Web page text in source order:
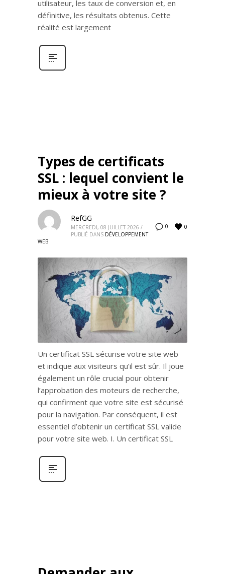
utilisateur, les taux de conversion et, en
définitive, les résultats obtenus. Cette
réalité est largement
Types de certificats
SSL : lequel convient le
mieux à votre site ?
0 0
RefGG
MERCREDI, 08 JUILLET 2026 /
PUBLIÉ DANS DÉVELOPPEMENT
WEB
Un certificat SSL sécurise votre site web
et indique aux visiteurs qu’il est sûr. Il joue
également un rôle crucial pour obtenir
l’approbation des moteurs de recherche,
qui confirment que votre site est sécurisé
pour la navigation. Par conséquent, il est
essentiel d’obtenir un certificat SSL valide
pour votre site web. I. Un certificat SSL